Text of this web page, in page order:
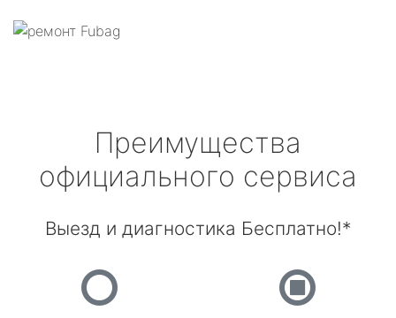
Преимущества
официального сервиса
Выезд и диагностика Бесплатно!*